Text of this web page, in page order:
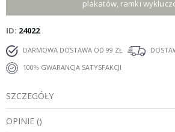
plakatów, ramki
ID 24022
DARMOWA DOSTAWA OD 99 ZŁ
100% GWARANCJA SATYSFAKCJI
SZCZEGÓŁY
OPINIE ()